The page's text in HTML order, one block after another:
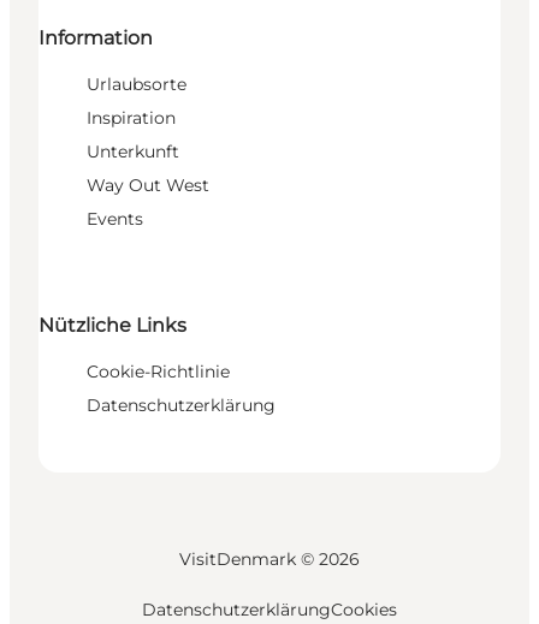
Information
Urlaubsorte
Inspiration
Unterkunft
Way Out West
Events
Nützliche Links
Cookie-Richtlinie
Datenschutzerklärung
VisitDenmark © 2026
DatenschutzerklärungCookies